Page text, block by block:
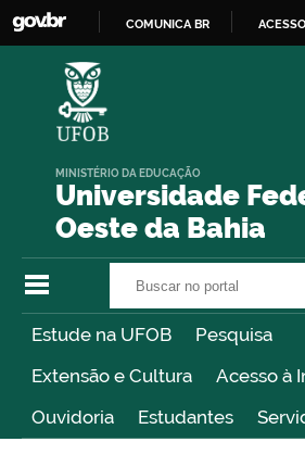
COMUNICA BR
Universidade
Oeste da Bahia
MINISTÉRIO DA EDUCAÇÃO
Estude na UFOB
Pesquisa
Extensão e Cultura
Acesso à
Ouvidoria
Estudantes